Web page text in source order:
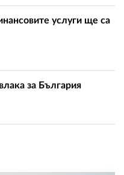
услуги ще са
за България